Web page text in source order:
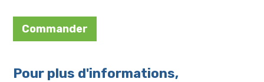
Commander
Pour plus d'informations,